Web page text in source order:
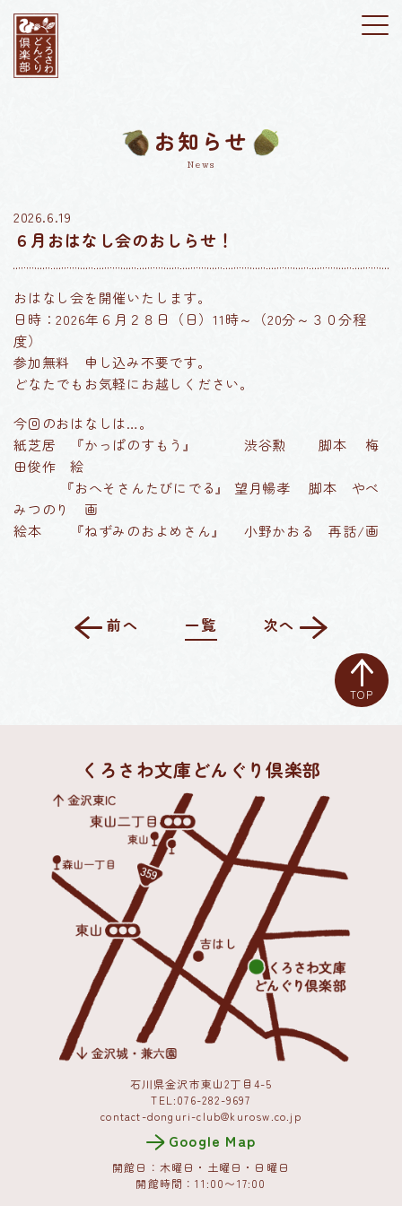
お知らせ
News
2026.6.19
６月おはなし会のおしらせ！
おはなし会を開催いたします。
日時：2026年６月２８日（日）11時～（20分～３０分程
度）
参加無料 申し込み不要です。
どなたでもお気軽にお越しください。
今回のおはなしは…。
紙芝居 『かっぱのすもう』 渋谷勲 脚本 梅
田俊作 絵
『おへそさんたびにでる』 望月暢孝 脚本 やべ
みつのり 画
絵本 『ねずみのおよめさん』 小野かおる 再話/画
前へ 一覧 次へ
TOP
くろさわ文庫どんぐり倶楽部
石川県金沢市東山2丁目4-5
TEL:076-282-9697
contact-donguri-club@kurosw.co.jp
Google Map
開館日：木曜日・土曜日・日曜日
開館時間：11:00〜17:00